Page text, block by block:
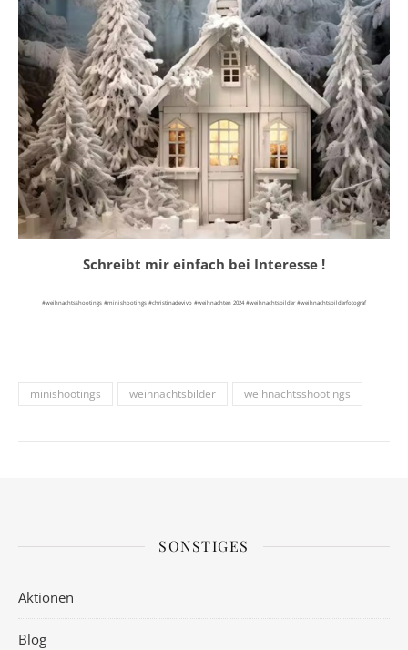
Schreibt mir einfach bei Interesse !
#weihnachtsshootings #minishootings #christinadevivo #weihnachten 2024 #weihnachtsbilder #weihnachtsbilderfotograf
minishootings weihnachtsbilder weihnachtsshootings
SONSTIGES
Aktionen
Blog